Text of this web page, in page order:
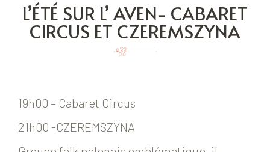
L’ÉTÉ SUR L’ AVEN- CABARET
CIRCUS ET CZEREMSZYNA
19h00 – Cabaret Circus
21h00 -CZEREMSZYNA